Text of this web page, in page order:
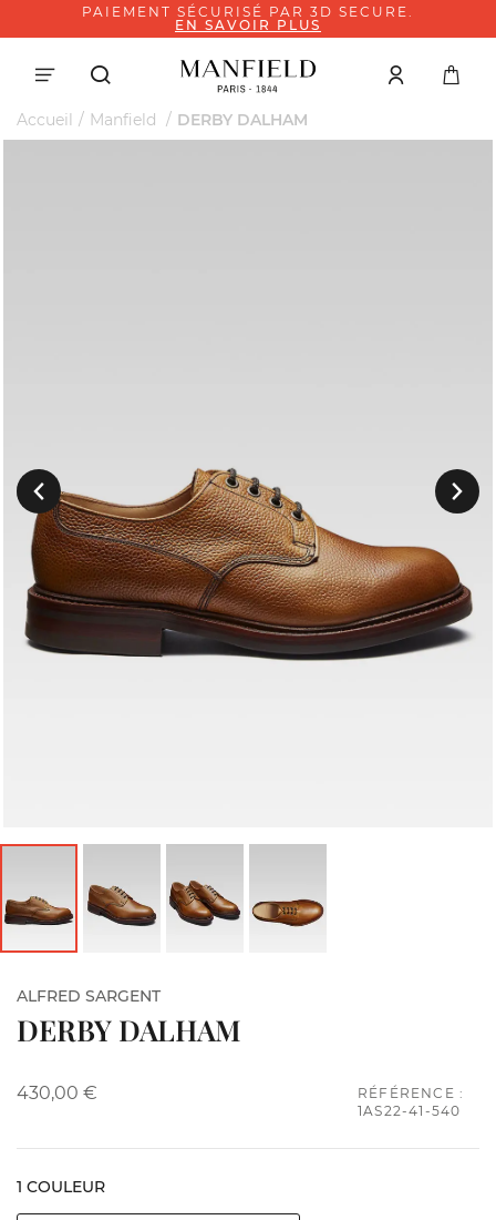
PAIEMENT SÉCURISÉ PAR 3D SECURE.
EN SAVOIR PLUS
Accueil Manfield DERBY DALHAM
Précedent Suivant
ALFRED SARGENT
DERBY DALHAM
430,00 €
RÉFÉRENCE :
1AS22-41-540
1 COULEUR